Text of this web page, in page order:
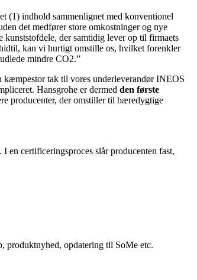
(1) indhold sammenlignet med konventionel
det medfører store omkostninger og nye
kunststofdele, der samtidig lever op til firmaets
kan vi hurtigt omstille os, hvilket forenkler
mindre CO2.”
kæmpestor tak til vores underleverandør INEOS
Hansgrohe er dermed den første
producenter, der omstiller til bæredygtige
en certificeringsproces slår producenten fast,
produktnyhed, opdatering til SoMe etc.